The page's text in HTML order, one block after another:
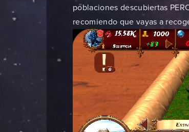
poblaciones descubiertas
recomiendo que vayas a